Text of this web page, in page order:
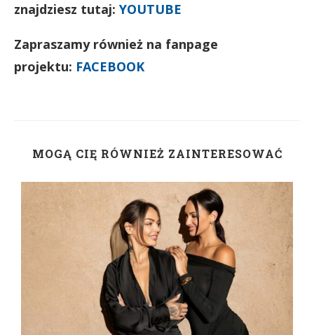
znajdziesz tutaj: YOUTUBE
Zapraszamy również na fanpage
projektu: FACEBOOK
MOGĄ CIĘ RÓWNIEŻ ZAINTERESOWAĆ